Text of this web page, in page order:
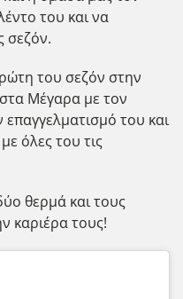
του και να
σεζόν.
του σεζόν στην
Μέγαρα με τον
του και
όλες του τις
θερμά και τους
καριέρα τους!